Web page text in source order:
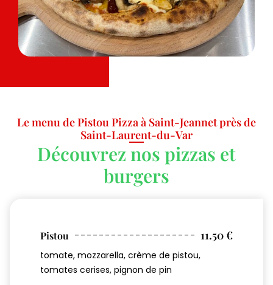
Le menu de Pistou Pizza à Saint-Jeannet près de
Saint-Laurent-du-Var
Découvrez nos pizzas et
burgers
Pistou 11.50 €
tomate, mozzarella, crème de pistou,
tomates cerises, pignon de pin